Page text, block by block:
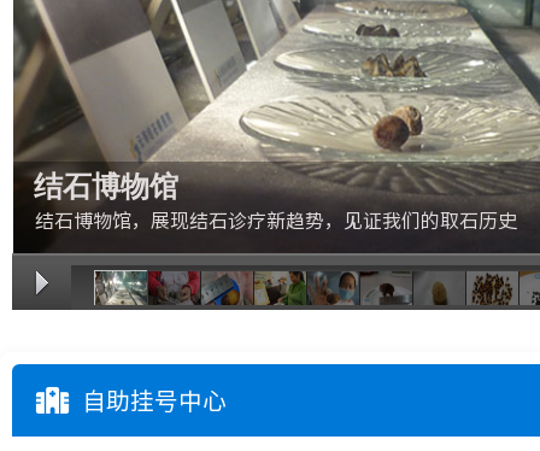
结石博物馆
结石博物馆，展现结石诊疗新趋势，见证我们的取石历史
1/11
自助挂号中心